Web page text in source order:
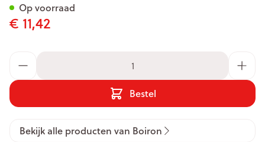
€ 11,42
Bestel
Op voorraad
Bekijk alle producten van Boiron